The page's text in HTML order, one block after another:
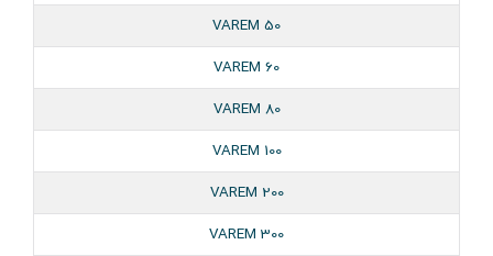
VAREM 50
VAREM 60
VAREM 80
VAREM 100
VAREM 200
VAREM 300